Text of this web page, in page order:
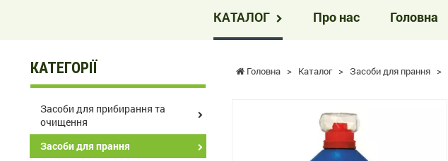
косметики
КАТАЛОГ Про нас Головна
Головна > Каталог > Засоби для прання >
КАТЕГОРІЇ
Засоби для прибирання та
очищення
Засоби для прання